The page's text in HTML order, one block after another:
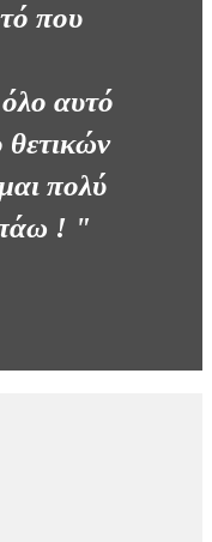
που
αυτό
πολύ
! "